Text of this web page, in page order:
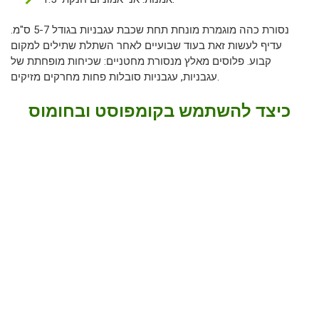
נסורת כהה מוגמרת מונחת תחת שכבת עגבניות בגודל 5-7 ס"מ.
עדיף לעשות זאת בעוד שבועיים לאחר השתלת שתילים למקום
קבוע. פלוסים מאלץ מנסורת מחטניים: שכיחות מופחתת של
עגבניות, עגבניות סובלות פחות מחרקים מזיקים.
כיצד להשתמש בקומפוסט ובחומוס